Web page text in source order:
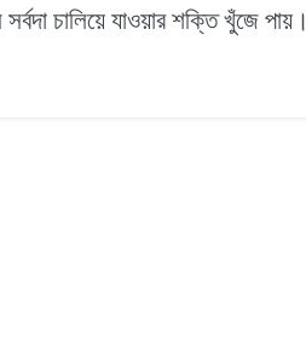
চালিয়ে যাওয়ার শক্তি খুঁজে পায়।